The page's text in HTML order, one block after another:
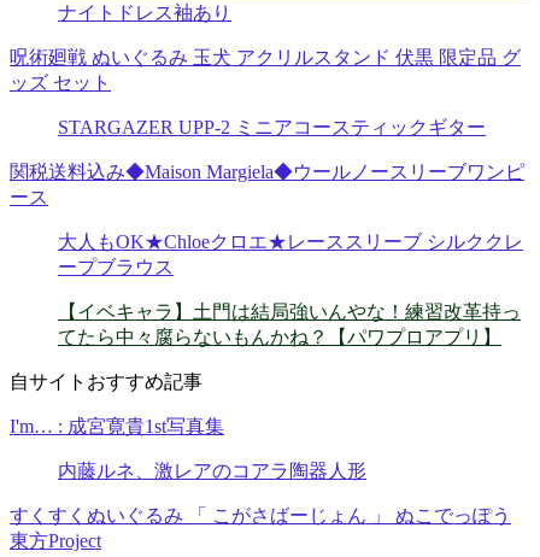
ナイトドレス袖あり
呪術廻戦 ぬいぐるみ 玉犬 アクリルスタンド 伏黒 限定品 グ
ッズ セット
STARGAZER UPP-2 ミニアコースティックギター
関税送料込み◆Maison Margiela◆ウールノースリーブワンピ
ース
大人もOK★Chloeクロエ★レーススリーブ シルククレ
ープブラウス
【イベキャラ】土門は結局強いんやな！練習改革持っ
てたら中々腐らないもんかね？【パワプロアプリ】
自サイトおすすめ記事
I'm… : 成宮寛貴1st写真集
内藤ルネ、激レアのコアラ陶器人形
すくすくぬいぐるみ 「 こがさばーじょん 」 ぬこでっぽう
東方Project